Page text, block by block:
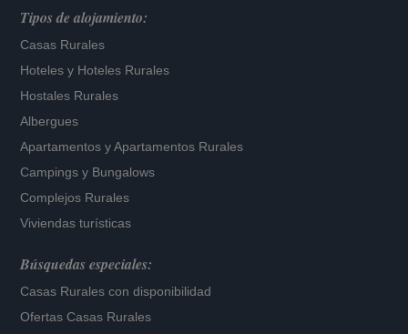
Tipos de alojamiento:
Casas Rurales
Hoteles y Hoteles Rurales
Hostales Rurales
Albergues
Apartamentos yApartamentos Rurales
Campings y Bungalows
Complejos Rurales
Viviendas turísticas
Búsquedas especiales:
Casas Rurales con disponibilidad
Ofertas Casas Rurales